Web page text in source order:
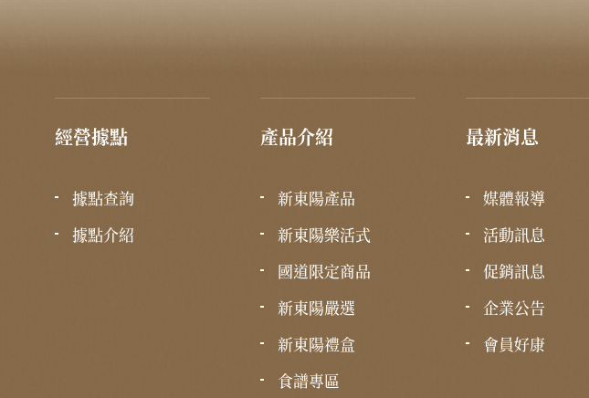
經營據點
據點查詢
據點介紹
產品介紹
新東陽產品
新東陽樂活式
國道限定商品
新東陽嚴選
新東陽禮盒
食譜專區
最新消息
媒體報導
活動訊息
促銷訊息
企業公告
會員好康